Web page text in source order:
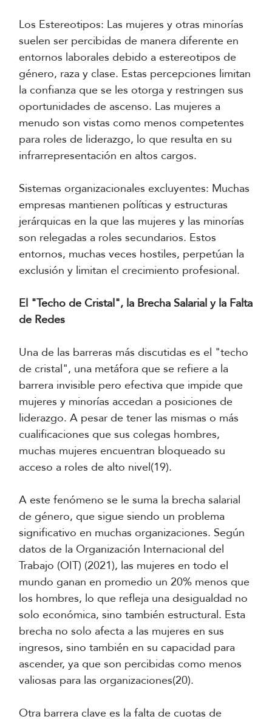
Los Estereotipos: Las mujeres y otras minorías
suelen ser percibidas de manera diferente en
entornos laborales debido a estereotipos de
género, raza y clase. Estas percepciones limitan
la confianza que se les otorga y restringen sus
oportunidades de ascenso. Las mujeres a
menudo son vistas como menos competentes
para roles de liderazgo, lo que resulta en su
infrarrepresentación en altos cargos.
Sistemas organizacionales excluyentes: Muchas
empresas mantienen políticas y estructuras
jerárquicas en la que las mujeres y las minorías
son relegadas a roles secundarios. Estos
entornos, muchas veces hostiles, perpetúan la
exclusión y limitan el crecimiento profesional.
El "Techo de Cristal", la Brecha Salarial y la Falta
de Redes
Una de las barreras más discutidas es el "techo
de cristal", una metáfora que se refiere a la
barrera invisible pero efectiva que impide que
mujeres y minorías accedan a posiciones de
liderazgo. A pesar de tener las mismas o más
cualificaciones que sus colegas hombres,
muchas mujeres encuentran bloqueado su
acceso a roles de alto nivel(19).
A este fenómeno se le suma la brecha salarial
de género, que sigue siendo un problema
significativo en muchas organizaciones. Según
datos de la Organización Internacional del
Trabajo (OIT) (2021), las mujeres en todo el
mundo ganan en promedio un 20% menos que
los hombres, lo que refleja una desigualdad no
solo económica, sino también estructural. Esta
brecha no solo afecta a las mujeres en sus
ingresos, sino también en su capacidad para
ascender, ya que son percibidas como menos
valiosas para las organizaciones(20).
Otra barrera clave es la falta de cuotas de